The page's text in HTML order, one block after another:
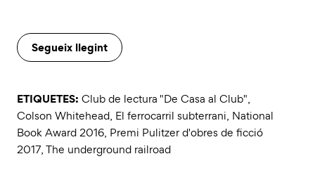
Segueix llegint
ETIQUETES: Club de lectura "De Casa al Club",
Colson Whitehead, El ferrocarril subterrani, National
Book Award 2016, Premi Pulitzer d'obres de ficció
2017,The underground railroad